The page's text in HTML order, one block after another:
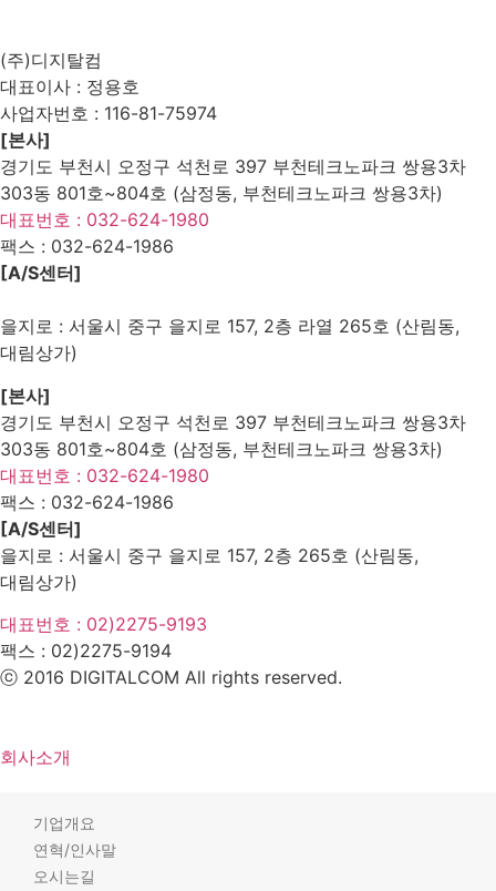
(주)디지탈컴
대표이사 : 정용호
사업자번호 : 116-81-75974
[본사]
경기도 부천시 오정구 석천로 397 부천테크노파크 쌍용3차
303동 801호~804호 (삼정동, 부천테크노파크 쌍용3차)
대표번호 : 032-624-1980
팩스 : 032-624-1986
[A/S센터]
을지로 : 서울시 중구 을지로 157, 2층 라열 265호 (산림동,
대림상가)
[본사]
경기도 부천시 오정구 석천로 397 부천테크노파크 쌍용3차
303동 801호~804호 (삼정동, 부천테크노파크 쌍용3차)
대표번호 : 032-624-1980
팩스 : 032-624-1986
[A/S센터]
을지로 : 서울시 중구 을지로 157, 2층 265호 (산림동,
대림상가)
대표번호 : 02)2275-9193
팩스 : 02)2275-9194​
ⓒ 2016 DIGITALCOM All rights reserved.
회사소개
기업개요
연혁/인사말
오시는길